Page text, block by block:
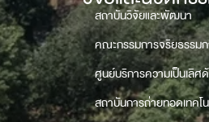
สถาบันวิจัยและพัฒนา
คณะกรรมการจริยธรรม
ศูนย์บริการความเป็นเลิศ
สถาบันการถ่ายทอดเทคโ